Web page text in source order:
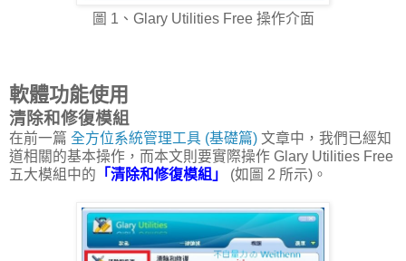
圖 1、Glary Utilities Free 操作介面
軟體功能使用
清除和修復模組
在前一篇 全方位系統管理工具 (基礎篇) 文章中，我們已經知
道相關的基本操作，而本文則要實際操作 Glary Utilities Free
五大模組中的 「清除和修復模組」 (如圖 2 所示)。